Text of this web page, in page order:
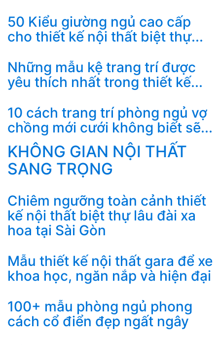
50 Kiểu giường ngủ cao cấp
cho thiết kế nội thất biệt thự...
Những mẫu kệ trang trí được
yêu thích nhất trong thiết kế...
10 cách trang trí phòng ngủ vợ
chồng mới cưới không biết sẽ...
KHÔNG GIAN NỘI THẤT
SANG TRỌNG
Chiêm ngưỡng toàn cảnh thiết
kế nội thất biệt thự lâu đài xa
hoa tại Sài Gòn
Mẫu thiết kế nội thất gara để xe
khoa học, ngăn nắp và hiện đại
100+ mẫu phòng ngủ phong
cách cổ điển đẹp ngất ngây